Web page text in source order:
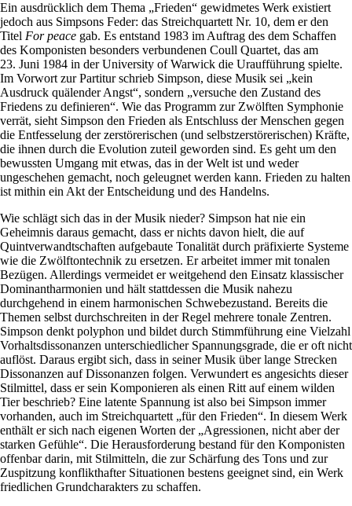
Ein ausdrücklich dem Thema „Frieden“ gewidmetes Werk existiert
jedoch aus Simpsons Feder: das Streichquartett Nr. 10, dem er den
Titel For peace gab. Es entstand 1983 im Auftrag des dem Schaffen
des Komponisten besonders verbundenen Coull Quartet, das am
23. Juni 1984 in der University of Warwick die Uraufführung spielte.
Im Vorwort zur Partitur schrieb Simpson, diese Musik sei „kein
Ausdruck quälender Angst“, sondern „versuche den Zustand des
Friedens zu definieren“. Wie das Programm zur Zwölften Symphonie
verrät, sieht Simpson den Frieden als Entschluss der Menschen gegen
die Entfesselung der zerstörerischen (und selbstzerstörerischen) Kräfte,
die ihnen durch die Evolution zuteil geworden sind. Es geht um den
bewussten Umgang mit etwas, das in der Welt ist und weder
ungeschehen gemacht, noch geleugnet werden kann. Frieden zu halten
ist mithin ein Akt der Entscheidung und des Handelns.
Wie schlägt sich das in der Musik nieder? Simpson hat nie ein
Geheimnis daraus gemacht, dass er nichts davon hielt, die auf
Quintverwandtschaften aufgebaute Tonalität durch präfixierte Systeme
wie die Zwölftontechnik zu ersetzen. Er arbeitet immer mit tonalen
Bezügen. Allerdings vermeidet er weitgehend den Einsatz klassischer
Dominantharmonien und hält stattdessen die Musik nahezu
durchgehend in einem harmonischen Schwebezustand. Bereits die
Themen selbst durchschreiten in der Regel mehrere tonale Zentren.
Simpson denkt polyphon und bildet durch Stimmführung eine Vielzahl
Vorhaltsdissonanzen unterschiedlicher Spannungsgrade, die er oft nicht
auflöst. Daraus ergibt sich, dass in seiner Musik über lange Strecken
Dissonanzen auf Dissonanzen folgen. Verwundert es angesichts dieser
Stilmittel, dass er sein Komponieren als einen Ritt auf einem wilden
Tier beschrieb? Eine latente Spannung ist also bei Simpson immer
vorhanden, auch im Streichquartett „für den Frieden“. In diesem Werk
enthält er sich nach eigenen Worten der „Agressionen, nicht aber der
starken Gefühle“. Die Herausforderung bestand für den Komponisten
offenbar darin, mit Stilmitteln, die zur Schärfung des Tons und zur
Zuspitzung konflikthafter Situationen bestens geeignet sind, ein Werk
friedlichen Grundcharakters zu schaffen.